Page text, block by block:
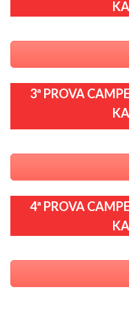
3ª PROVA
4ª PROVA